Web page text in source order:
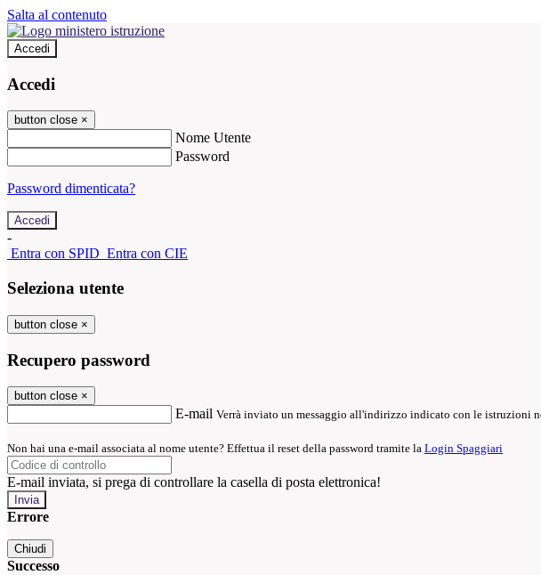
Salta al contenuto
Accedi
Accedi
button close ×
Nome Utente
Password
Password dimenticata?
-
Entra con SPID Entra con CIE
Seleziona utente
button close ×
Recupero password
button close ×
E-mail Verrà inviato un messaggio all'indirizzo indicato con le istruzioni
Non hai una e-mail associata al nome utente? Effettua il reset della password tramite la Login Spaggiari
E-mail inviata, si prega di controllare la casella di posta elettronica!
Errore
Chiudi
Successo